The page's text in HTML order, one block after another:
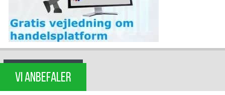
VI ANBEFALER